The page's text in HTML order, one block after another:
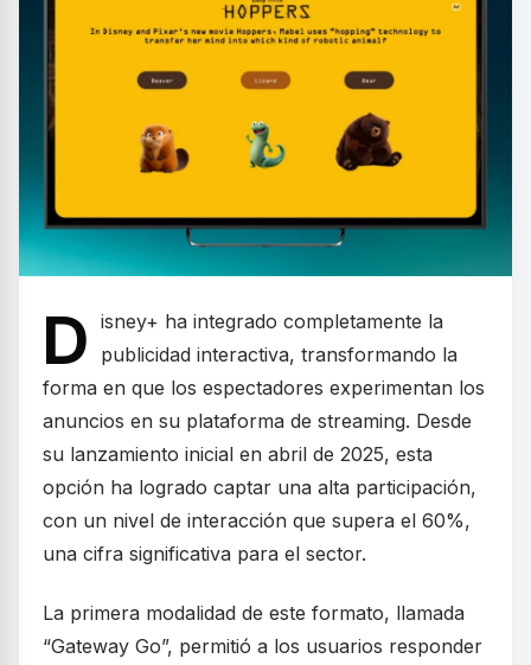
D isney+ ha integrado completamente la
publicidad interactiva, transformando la
forma en que los espectadores experimentan los
anuncios en su plataforma de streaming. Desde
su lanzamiento inicial en abril de 2025, esta
opción ha logrado captar una alta participación,
con un nivel de interacción que supera el 60%,
una cifra significativa para el sector.
La primera modalidad de este formato, llamada
“Gateway Go”, permitió a los usuarios responder